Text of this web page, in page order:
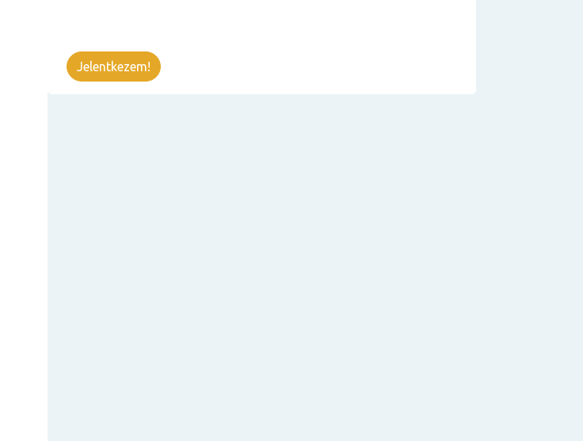
Jelentkezem!